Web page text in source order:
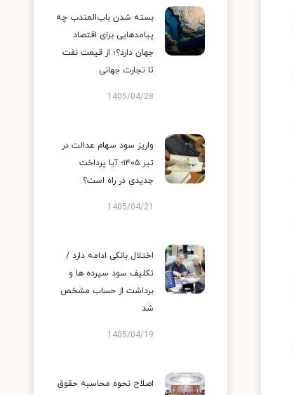
بسته شدن باب‌المندب چه
پیامدهایی برای اقتصاد
جهان دارد؟؛ از قیمت نفت
تا تجارت جهانی
1405/04/28
واریز سود سهام عدالت در
تیر ۱۴۰۵؛ آیا پرداخت
جدیدی در راه است؟
1405/04/21
اختلال بانکی ادامه دارد /
تکلیف سود سپرده ها و
برداشت از حساب مشخص
شد
1405/04/19
اصلاح نحوه محاسبه حقوق